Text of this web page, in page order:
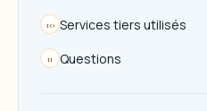
10 Services tiers utilisés
11 Questions